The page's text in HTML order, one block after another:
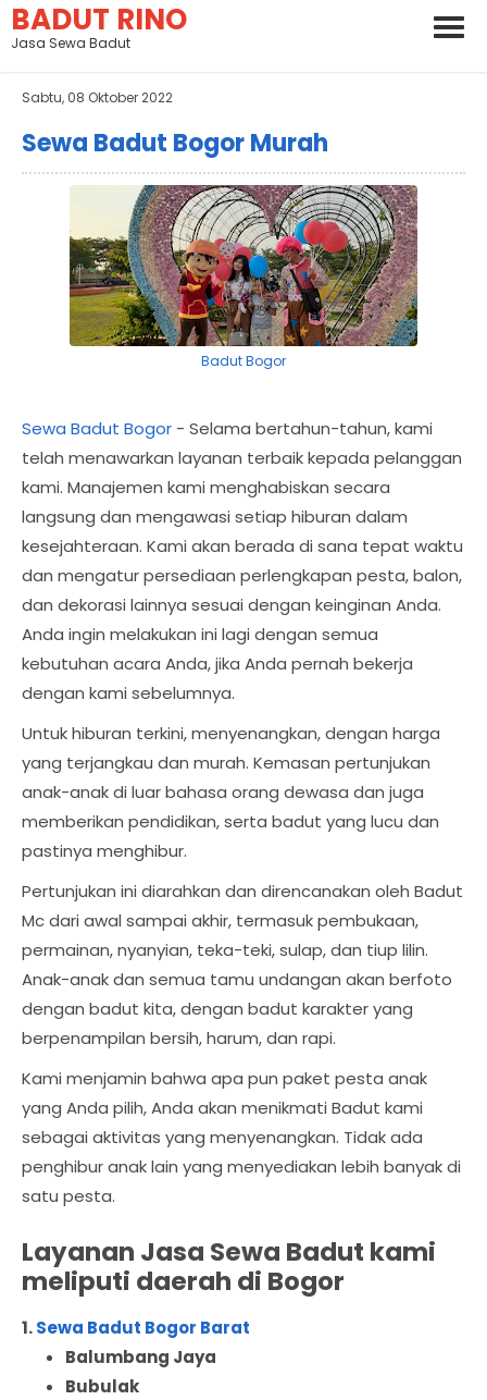
BADUT RINO
Jasa Sewa Badut
Sabtu, 08 Oktober 2022
Sewa Badut Bogor Murah
Badut Bogor
Sewa Badut Bogor - Selama bertahun-tahun, kami
telah menawarkan layanan terbaik kepada pelanggan
kami. Manajemen kami menghabiskan secara
langsung dan mengawasi setiap hiburan dalam
kesejahteraan. Kami akan berada di sana tepat waktu
dan mengatur persediaan perlengkapan pesta, balon,
dan dekorasi lainnya sesuai dengan keinginan Anda.
Anda ingin melakukan ini lagi dengan semua
kebutuhan acara Anda, jika Anda pernah bekerja
dengan kami sebelumnya.
Untuk hiburan terkini, menyenangkan, dengan harga
yang terjangkau dan murah. Kemasan pertunjukan
anak-anak di luar bahasa orang dewasa dan juga
memberikan pendidikan, serta badut yang lucu dan
pastinya menghibur.
Pertunjukan ini diarahkan dan direncanakan oleh Badut
Mc dari awal sampai akhir, termasuk pembukaan,
permainan, nyanyian, teka-teki, sulap, dan tiup lilin.
Anak-anak dan semua tamu undangan akan berfoto
dengan badut kita, dengan badut karakter yang
berpenampilan bersih, harum, dan rapi.
Kami menjamin bahwa apa pun paket pesta anak
yang Anda pilih, Anda akan menikmati Badut kami
sebagai aktivitas yang menyenangkan. Tidak ada
penghibur anak lain yang menyediakan lebih banyak di
satu pesta.
Layanan Jasa Sewa Badut kami
meliputi daerah di Bogor
1.Sewa Badut Bogor Barat
Balumbang Jaya
Bubulak